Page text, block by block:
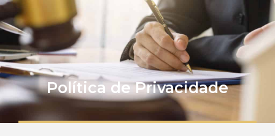
Política de Privacidade